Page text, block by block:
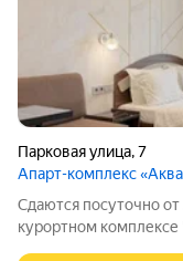
Парковая улица,7
Апарт-комплекс
Сдаются посуточно
курортном